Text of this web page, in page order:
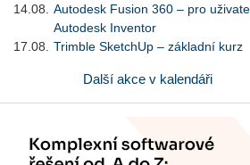
14.08.
Autodesk Fusion 360 – pro
Autodesk Inventor
17.08.
Trimble SketchUp – základní kurz
Další akce v kalendáři